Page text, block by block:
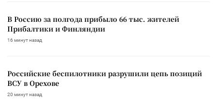
В Россию за полгода прибыло 66 тыс. жителей
Прибалтики и Финляндии
16 минут назад
Российские беспилотники разрушили цепь позиций
ВСУ в Орехове
20 минут назад